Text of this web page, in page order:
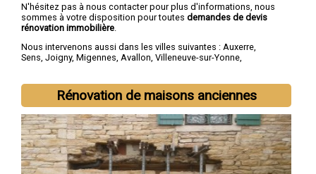
N'hésitez pas à nous contacter pour plus d'informations, nous
sommes à votre disposition pour toutes demandes de devis
rénovation immobilière
Nous intervenons aussi dans les villes suivantes : Auxerre,
Sens, Joigny, Migennes, Avallon, Villeneuve-sur-Yonne,
Rénovation de maisons anciennes